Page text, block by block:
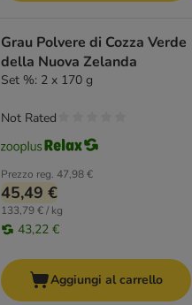
Grau Polvere di Cozza Verde
della Nuova Zelanda
Set %: 2 x 170 g
Prezzo reg. 47,98 €
45,49 €
133,79 € / kg
43,22 €
Not Rated
Aggiungi al carrello